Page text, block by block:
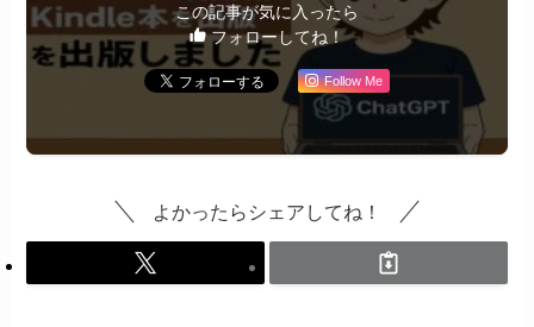
この記事が気に入ったら
フォローしてね！
Follow Me
よかったらシェアしてね！